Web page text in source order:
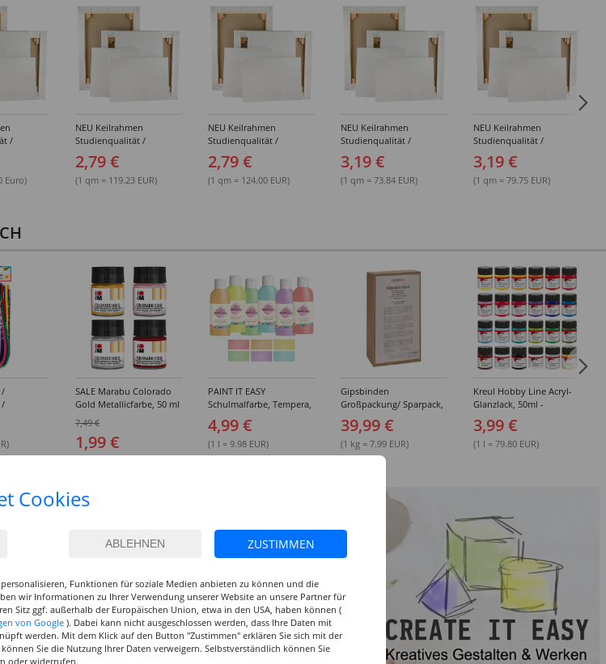
/
&
Euro)
NEU Keilrahmen
Studienqualität /
Leinwand Basic,
mehrfach grundiert,
13x18 cm - Einzeln &
2,79 €
(1 qm = 119.23 EUR)
NEU Keilrahmen
Studienqualität /
Leinwand Basic,
mehrfach grundiert,
15x15 cm - Einzeln &
2,79 €
(1 qm = 124.00 EUR)
NEU Keilrahmen
Studienqualität /
Leinwand Basic,
mehrfach grundiert,
18x24 cm - Einzeln &
3,19 €
(1 qm = 73.84 EUR)
NEU Keilrahmen
Studienqualität /
Leinwand Basic,
mehrfach grundiert,
20x20 cm - Einzeln &
3,19 €
(1 qm = 79.75 EUR)
/
/
8
SALE Marabu Colorado
Gold Metallicfarbe, 50 ml
- Verschiedene Farbtöne
7,49 €
1,99 €
PAINT IT EASY
Schulmalfarbe, Tempera,
Gouache, 500 ml -
Verschiedene Farben
4,99 €
(1 l = 9.98 EUR)
Gipsbinden
Großpackung/ Sparpack,
5 kg
39,99 €
(1 kg = 7.99 EUR)
Kreul Hobby Line Acryl-
Glanzlack, 50ml -
Verschiedene Farbtöne
3,99 €
(1 l = 79.80 EUR)
Cookies
ZUSTIMMEN
Funktionen für soziale Medien anbieten zu können und die
wir Informationen zu Ihrer Verwendung unserer Website an unsere Partner für
Sitz ggf. außerhalb der Europäischen Union, etwa in den USA, haben können (
von Google ). Dabei kann nicht ausgeschlossen werden, dass Ihre Daten mit
werden. Mit dem Klick auf den Button "Zustimmen" erklären Sie sich mit der
Sie die Nutzung Ihrer Daten verweigern. Selbstverständlich können Sie
oder widerrufen.